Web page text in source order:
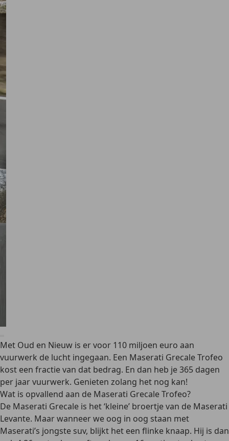
Met Oud en Nieuw is er voor 110 miljoen euro aan
vuurwerk de lucht ingegaan. Een Maserati Grecale Trofeo
kost een fractie van dat bedrag. En dan heb je 365 dagen
per jaar vuurwerk. Genieten zolang het nog kan!
Wat is opvallend aan de Maserati Grecale Trofeo?
De Maserati Grecale is het ‘kleine’ broertje van de Maserati
Levante. Maar wanneer we oog in oog staan met
Maserati’s jongste suv, blijkt het een flinke knaap. Hij is dan